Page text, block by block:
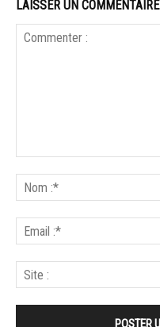
LAISSER UN COMMENTAIRE